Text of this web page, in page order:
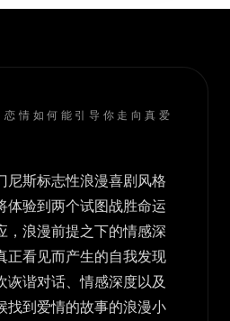
情如何能引导你走向真爱
尼斯标志性浪漫喜剧风格
体验到两个试图战胜命运
，浪漫前提之下的情感深
正看见而产生的自我发现
诙谐对话、情感深度以及
找到爱情的故事的浪漫小